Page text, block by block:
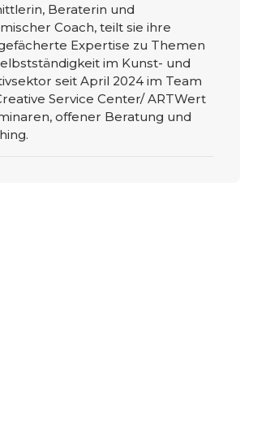
Beraterin und
Coach, teilt sie ihre
Expertise zu Themen
im Kunst- und
seit April 2024 im Team
Service Center/ ARTWert
offener Beratung und